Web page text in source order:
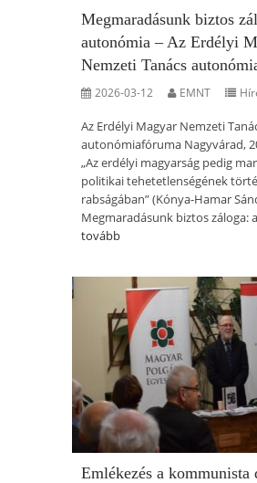
Megmaradásunk biztos
autonómia – Az Erdélyi
Nemzeti Tanács
2026-03-12 EMNT
Az Erdélyi Magyar Nemzeti
autonómiafóruma Nagyvárad,
„Az erdélyi magyarság pedig
politikai tehetetlenségének
rabságában” (Kónya-Hamar
Megmaradásunk biztos záloga:
tovább
Emlékezés a kommunista